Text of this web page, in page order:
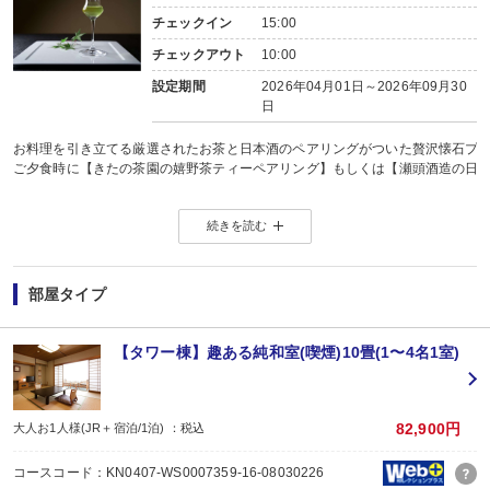
チェックイン 15:00
チェックアウト 10:00
設定期間
2026年04月01日～2026年09月30
日
お料理を引き立てる厳選されたお茶と日本酒のペアリングがついた贅沢懐石プ
ご夕食時に【きたの茶園の嬉野茶ティーペアリング】もしくは【瀬頭酒造の日
ワンランク上の贅沢懐石に合わせて、「ここでしか味わえない食事体験」。
＜ご夕食＞
日本食「利休」の個室にてご用意致します。
5名様以上でご利用の場合は2席以上に分かれて頂く場合がございます。
同席を希望される場合はご相談ください。
お席に限りがございますので、ご希望に添えない場合もございます。
＜夕食時間＞
17：30または19：30スタートの2部制となります。
ご希望のお時間をお知らせください。
＜御献立一例＞
続きを読む
部屋タイプ
【タワー棟】趣ある純和室(喫煙)10畳(1〜4名1室)
大人お1人様(JR＋宿泊/1泊) ：税込 82,900円
コースコード：KN0407-WS0007359-16-08030226